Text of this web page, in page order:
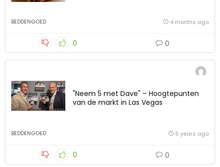
BEDDENGOED 4 months ago
0 0
"Neem 5 met Dave" – Hoogtepunten
van de markt in Las Vegas
BEDDENGOED 5 years ago
0 0